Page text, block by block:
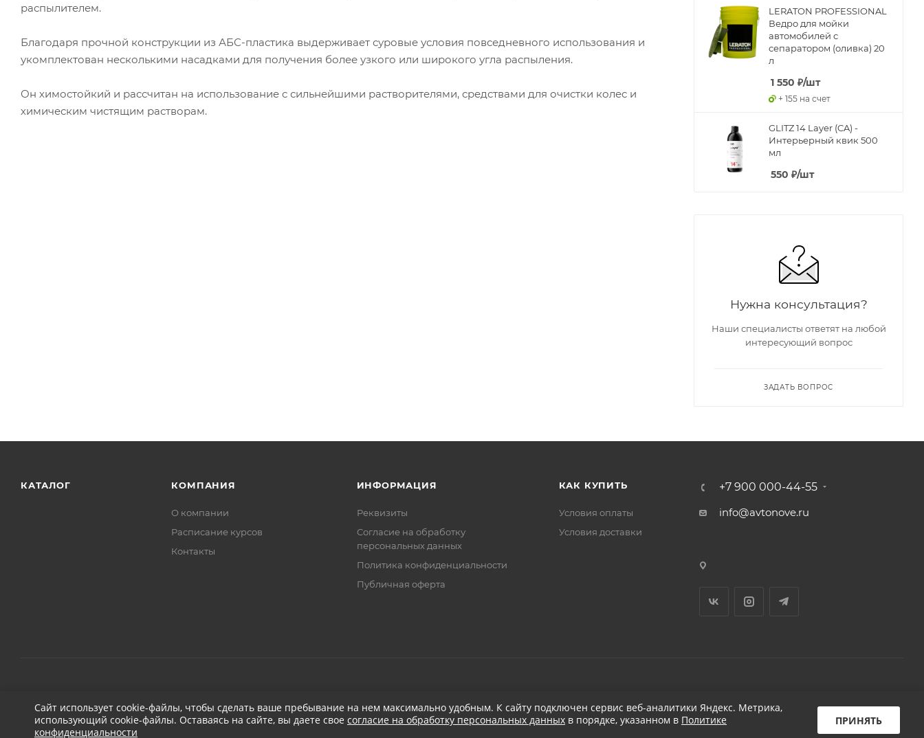
распылителем.
Благодаря прочной конструкции из АБС-пластика выдерживает суровые условия повседневного использования и
укомплектован несколькими насадками для получения более узкого или широкого угла распыления.
Он химостойкий и рассчитан на использование с сильнейшими растворителями, средствами для очистки колес и
химическим чистящим растворам.
LERATON PROFESSIONAL
Ведро для мойки
автомобилей с
сепаратором (оливка) 20
л
1 550 ₽/шт
+ 155 на счет
GLITZ 14 Layer (CA) -
Интерьерный квик 500
мл
550 ₽/шт
Нужна консультация?
Наши специалисты ответят на любой
интересующий вопрос
ЗАДАТЬ ВОПРОС
КАТАЛОГ КОМПАНИЯ
О компании
Расписание курсов
Контакты
ИНФОРМАЦИЯ
Реквизиты
Соглаcие на обработку
персональных данных
Политика конфиденциальности
Публичная оферта
КАК КУПИТЬ
Условия оплаты
Условия доставки
+7 900 000-44-55
info@avtonove.ru
2026 © ДЕТЕЙЛИНГ-МАРКЕТ АВТОНОВЬЕ Разработано в KAPUSTA LAB
Сайт использует cookie-файлы, чтобы сделать ваше пребывание на нем максимально удобным. К cайту подключен сервис веб-аналитики Яндекс. Метрика,
использующий cookie-файлы. Оставаясь на сайте, вы даете свое согласие на обработку персональных данных в порядке, указанном в Политике
конфиденциальности
ПРИНЯТЬ